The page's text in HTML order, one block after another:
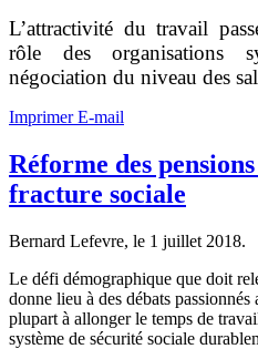
L’attractivité du travail
rôle des organisations
négociation du niveau des
ImprimerE-mail
Réforme des
fracture sociale
Bernard Lefevre, le 1 juillet 2018.
Le défi démographique que doit
donne lieu à des débats
plupart à allonger le temps de
système de sécurité sociale